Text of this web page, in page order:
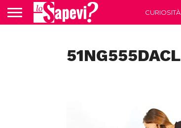
CURIOSITÀ
51NG555DACL